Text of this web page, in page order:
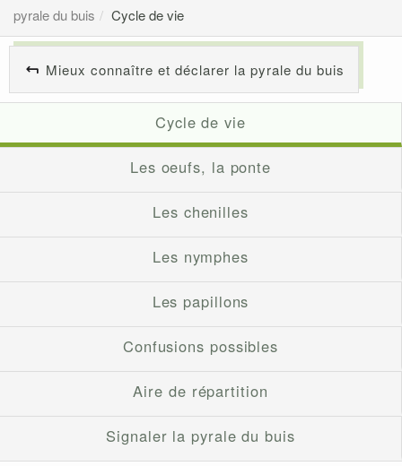
pyrale du buis
Cycle de vie
Mieux connaître et déclarer la pyrale du buis
Cycle de vie
Les oeufs, la ponte
Les chenilles
Les nymphes
Les papillons
Confusions possibles
Aire de répartition
Signaler la pyrale du buis